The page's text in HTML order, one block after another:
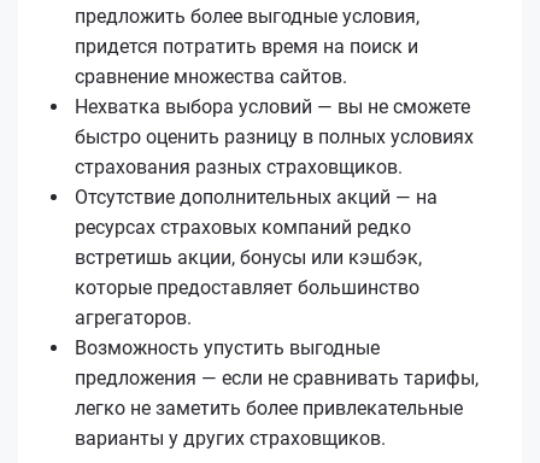
предложить более выгодные условия,
придется потратить время на поиск и
сравнение множества сайтов.
Нехватка выбора условий — вы не сможете
быстро оценить разницу в полных условиях
страхования разных страховщиков.
Отсутствие дополнительных акций — на
ресурсах страховых компаний редко
встретишь акции, бонусы или кэшбэк,
которые предоставляет большинство
агрегаторов.
Возможность упустить выгодные
предложения — если не сравнивать тарифы,
легко не заметить более привлекательные
варианты у других страховщиков.